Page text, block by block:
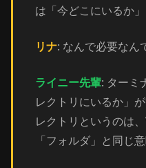
は「今どこにいるか
リナ: なんで必要なん
ライニー先輩: ターミ
レクトリにいるか」
レクトリというのは
「フォルダ」と同じ意